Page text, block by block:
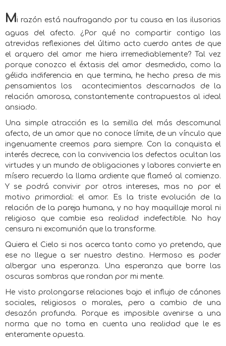
Mi razón está naufragando por tu causa en las ilusorias
aguas del afecto. ¿Por qué no compartir contigo las
atrevidas reflexiones del último acto cuerdo antes de que
el arquero del amor me hiera irremediablemente? Tal vez
porque conozco el éxtasis del amor desmedido, como la
gélida indiferencia en que termina, he hecho presa de mis
pensamientos los
acontecimientos descarnados de la
relación amorosa, constantemente contrapuestos al ideal
ansiado.
Una simple atracción es la semilla del más descomunal
afecto, de un amor que no conoce límite, de un vínculo que
ingenuamente creemos para siempre. Con la conquista el
interés decrece, con la convivencia los defectos ocultan las
virtudes y un mundo de obligaciones y labores convierte en
mísero recuerdo la llama ardiente que flameó al comienzo.
Y se podrá convivir por otros intereses, mas no por el
motivo primordial: el amor. Es la triste evolución de la
relación de la pareja humana, y no hay maquillaje moral ni
religioso que cambie esa realidad indefectible. No hay
censura ni excomunión que la transforme.
Quiera el Cielo si nos acerca tanto como yo pretendo, que
ese no llegue a ser nuestro destino. Hermoso es poder
albergar una esperanza. Una esperanza que borre las
oscuras sombras que rondan por mi mente.
He visto prolongarse relaciones bajo el influjo de cánones
sociales, religiosos o morales, pero a cambio de una
desazón profunda. Porque es imposible avenirse a una
norma que no toma en cuenta una realidad que le es
enteramente opuesta.